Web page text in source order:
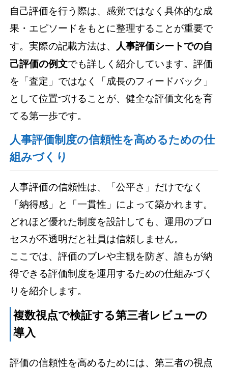
自己評価を行う際は、感覚ではなく具体的な成
果・エピソードをもとに整理することが重要で
す。実際の記載方法は、
人事評価シートでの自
己評価の例文でも詳しく紹介しています。評価
を「査定」ではなく「成長のフィードバック」
として位置づけることが、健全な評価文化を育
てる第一歩です。
人事評価制度の信頼性を高めるための仕
組みづくり
人事評価の信頼性は、「公平さ」だけでなく
「納得感」と「一貫性」によって築かれます。
どれほど優れた制度を設計しても、運用のプロ
セスが不透明だと社員は信頼しません。
ここでは、評価のブレや主観を防ぎ、誰もが納
得できる評価制度を運用するための仕組みづく
りを紹介します。
複数視点で検証する第三者レビューの
導入
評価の信頼性を高めるためには、第三者の視点